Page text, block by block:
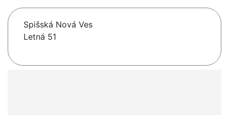
Spišská Nová Ves
Letná 51